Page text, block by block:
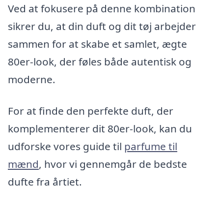
Ved at fokusere på denne kombination
sikrer du, at din duft og dit tøj arbejder
sammen for at skabe et samlet, ægte
80er-look, der føles både autentisk og
moderne.
For at finde den perfekte duft, der
komplementerer dit 80er-look, kan du
udforske vores guide til parfume til
mænd, hvor vi gennemgår de bedste
dufte fra årtiet.